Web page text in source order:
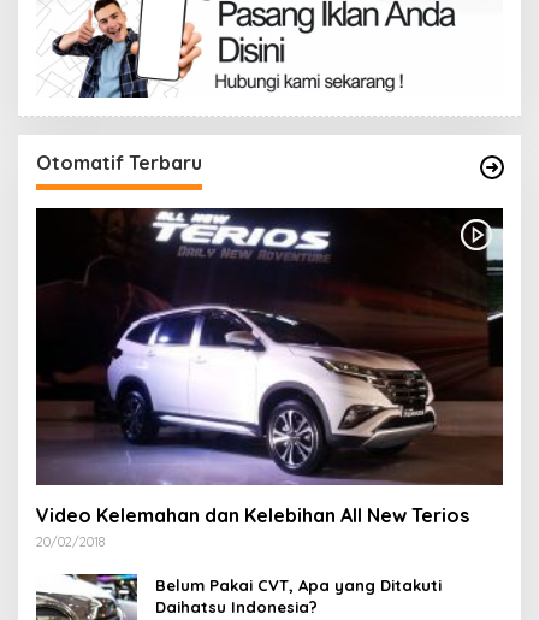
Otomatif Terbaru
Video Kelemahan dan Kelebihan All New Terios
20/02/2018
Belum Pakai CVT, Apa yang Ditakuti
Daihatsu Indonesia?